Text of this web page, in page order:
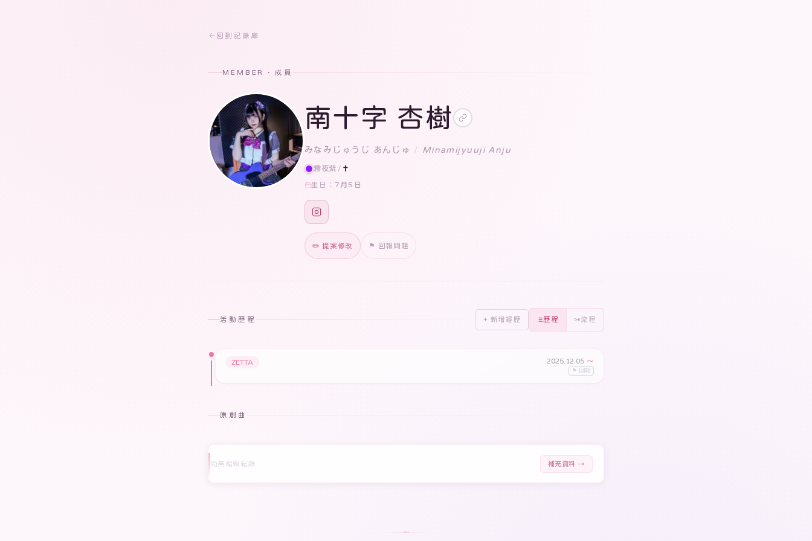
回到記錄庫
MEMBER · 成員
南十字 杏樹
みなみじゅうじ あんじゅ / Minamijyuuji Anju
霧夜紫 / ✝️
生日： 7月5日
✏️ 提案修改 ⚑ 回報問題
活動歷程 + 新增經歷 歷程 流程
ZETTA 2025.12.05 〜
⚑ 回報
原創曲
尚無編輯紀錄 補充資料 →